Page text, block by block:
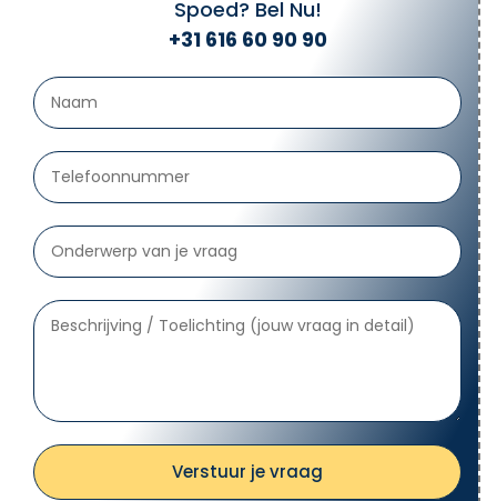
Gevelbekleding (steenstrips) €150 – €200
€100 – €250
Factoren die invloed hebben op de prijs
De uiteindelijke kosten van een gevelrenovatie
worden beïnvloed door verschillende factoren:
Type renovatie
chemisch reinigen, zijn duurder dan bijvoorbeeld
stoomreinigen.
prijs verhogen.
Oppervlakte
oppervlak kan leiden tot een hogere totale
Spoed? Bel Nu!
+31 616 60 90 90
Verstuur je vraag